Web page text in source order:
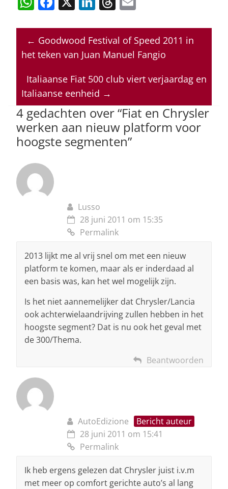
at
s
p
p
c
e
o
o
k
k
e
n
re
a
s
ai
l
← Goodwood Festival of Speed 2011 in
het teken van Juan Manuel Fangio
Italiaanse Fiat 500 club viert verjaardag en
Italiaanse eenheid →
4 gedachten over “Fiat en Chrysler
werken aan nieuw platform voor
hoogste segmenten”
Lusso
28 juni 2011 om 15:35
Permalink
2013 lijkt me al vrij snel om met een nieuw
platform te komen, maar als er inderdaad al
een basis was, kan het wel mogelijk zijn.
Is het niet aannemelijker dat Chrysler/Lancia
ook achterwielaandrijving zullen hebben in het
hoogste segment? Dat is nu ook het geval met
de 300/Thema.
Beantwoorden
AutoEdizione
Bericht auteur
28 juni 2011 om 15:41
Permalink
Ik heb ergens gelezen dat Chrysler juist i.v.m
met meer op comfort gerichte auto’s al lang